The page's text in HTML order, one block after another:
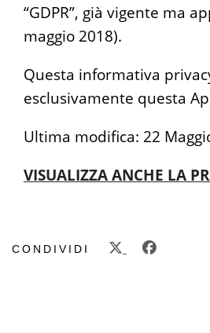
“GDPR”, già vigente ma
maggio 2018).
Questa informativa
esclusivamente questa
Ultima modifica: 22
VISUALIZZA ANCHE LA
CONDIVIDI